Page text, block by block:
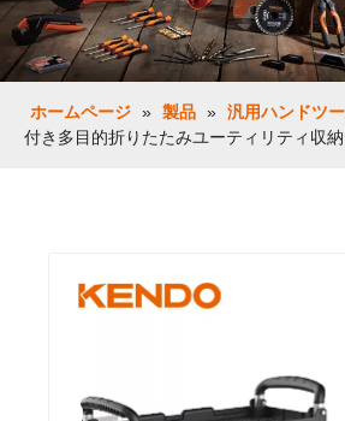
ホームページ » 製品 » 汎用ハンドツ
付き多目的折りたたみユーティリティ収納